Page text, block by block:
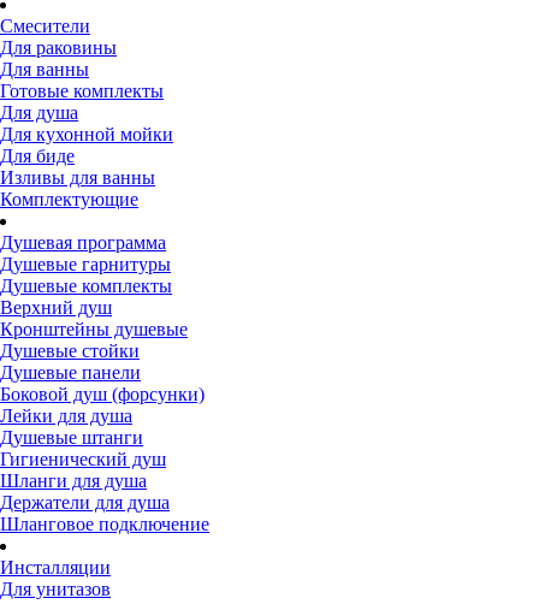
Смесители
Для раковины
Для ванны
Готовые комплекты
Для душа
Для кухонной мойки
Для биде
Изливы для ванны
Комплектующие
Душевая программа
Душевые гарнитуры
Душевые комплекты
Верхний душ
Кронштейны душевые
Душевые стойки
Душевые панели
Боковой душ (форсунки)
Лейки для душа
Душевые штанги
Гигиенический душ
Шланги для душа
Держатели для душа
Шланговое подключение
Инсталляции
Для унитазов